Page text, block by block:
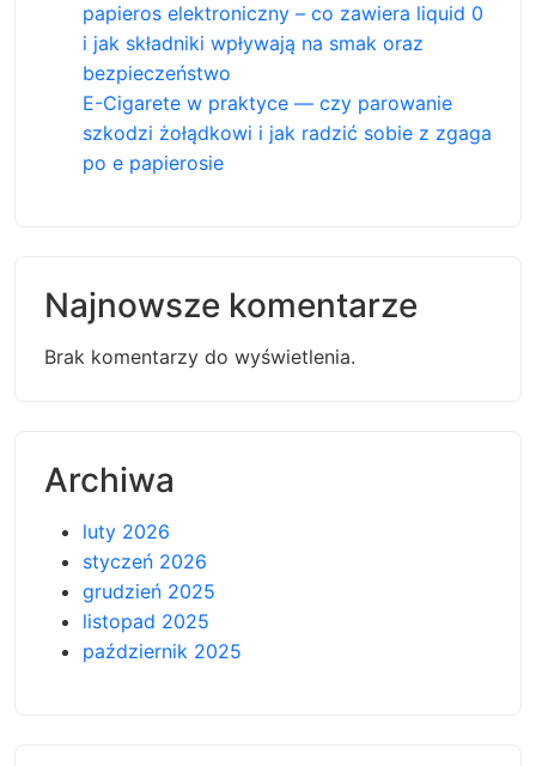
papieros elektroniczny – co zawiera liquid 0
i jak składniki wpływają na smak oraz
bezpieczeństwo
E-Cigarete w praktyce — czy parowanie
szkodzi żołądkowi i jak radzić sobie z zgaga
po e papierosie
Najnowsze komentarze
Brak komentarzy do wyświetlenia.
Archiwa
luty 2026
styczeń 2026
grudzień 2025
listopad 2025
październik 2025